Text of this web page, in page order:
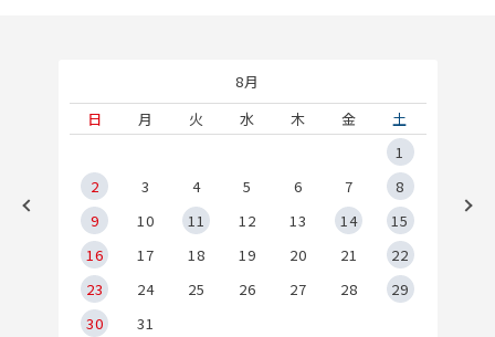
8月
日
月 火 水 木 金
土
1
2
3 4 5 6 7
8
9
10 11 12 13 14
15
16
17 18 19 20 21
22
23
24 25 26 27 28
29
30
31